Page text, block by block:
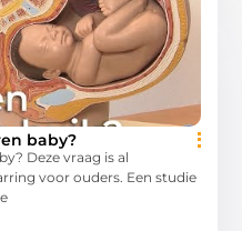
baby?
Deze vraag is al
voor ouders. Een studie